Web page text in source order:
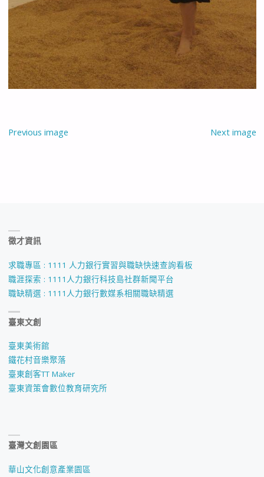
Previous image Next image
徵才資訊
求職專區 : 1111 人力銀行實習與職缺快速查詢看板
職涯探索 : 1111人力銀行科技島社群新聞平台
職缺精選 : 1111人力銀行數媒系相關職缺精選
臺東文創
臺東美術館
鐵花村音樂聚落
臺東創客TT Maker
臺東資策會數位教育研究所
臺灣文創園區
華山文化創意產業園區